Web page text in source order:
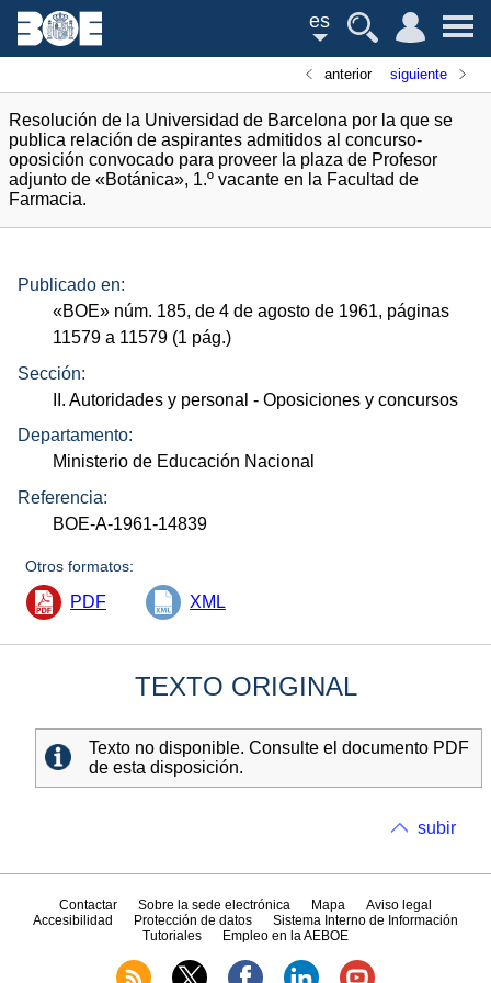
es
anterior siguiente
Resolución de la Universidad de Barcelona por la que se
publica relación de aspirantes admitidos al concurso-
oposición convocado para proveer la plaza de Profesor
adjunto de «Botánica», 1.º vacante en la Facultad de
Farmacia.
Publicado en:
«BOE» núm. 185, de 4 de agosto de 1961, páginas
11579 a 11579 (1 pág.)
Sección:
II. Autoridades y personal - Oposiciones y concursos
Departamento:
Ministerio de Educación Nacional
Referencia:
BOE-A-1961-14839
Otros formatos:
PDF XML
TEXTO ORIGINAL
Texto no disponible. Consulte el documento PDF
de esta disposición.
subir
Contactar Sobre la sede electrónica Mapa
Aviso legal
Accesibilidad
Protección de datos
Sistema Interno de Información
Tutoriales
Empleo en la AEBOE